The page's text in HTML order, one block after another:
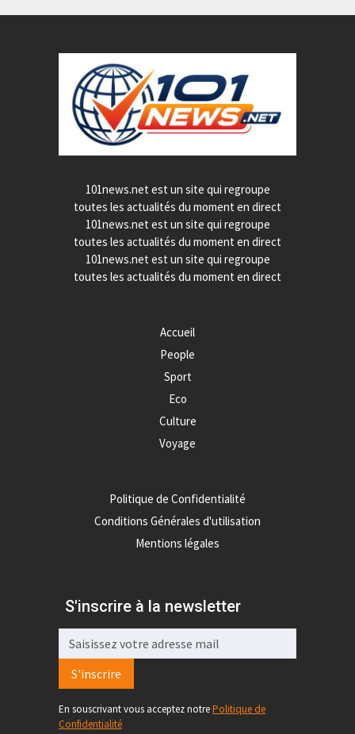
101news.net est un site qui regroupe
toutes les actualités du moment en direct
101news.net est un site qui regroupe
toutes les actualités du moment en direct
101news.net est un site qui regroupe
toutes les actualités du moment en direct
Accueil
People
Sport
Eco
Culture
Voyage
Politique de Confidentialité
Conditions Générales d'utilisation
Mentions légales
S'inscrire à la newsletter
S'inscrire
En souscrivant vous acceptez notrePolitique de
Confidentialité